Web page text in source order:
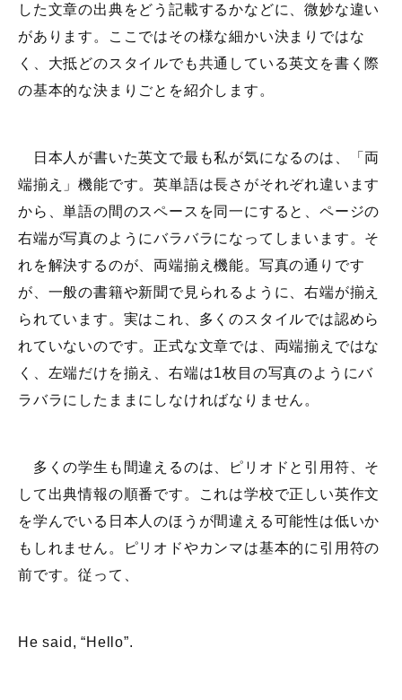
した文章の出典をどう記載するかなどに、微妙な違い
があります。ここではその様な細かい決まりではな
く、大抵どのスタイルでも共通している英文を書く際
の基本的な決まりごとを紹介します。
日本人が書いた英文で最も私が気になるのは、「両
端揃え」機能です。英単語は長さがそれぞれ違います
から、単語の間のスペースを同一にすると、ページの
右端が写真のようにバラバラになってしまいます。そ
れを解決するのが、両端揃え機能。写真の通りです
が、一般の書籍や新聞で見られるように、右端が揃え
られています。実はこれ、多くのスタイルでは認めら
れていないのです。正式な文章では、両端揃えではな
く、左端だけを揃え、右端は1枚目の写真のようにバ
ラバラにしたままにしなければなりません。
多くの学生も間違えるのは、ピリオドと引用符、そ
して出典情報の順番です。これは学校で正しい英作文
を学んでいる日本人のほうが間違える可能性は低いか
もしれません。ピリオドやカンマは基本的に引用符の
前です。従って、
He said, “Hello”.